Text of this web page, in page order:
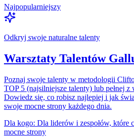
Najpopularniejszy
Odkryj swoje naturalne talenty
Warsztaty Talentów
Poznaj swoje talenty w metodologii
TOP 5 (najsilniejsze talenty) lub pełnej
Dowiedz się, co robisz najlepiej i jak
swoje mocne strony każdego dnia.
Dla kogo: Dla liderów i zespołów, które
mocne strony